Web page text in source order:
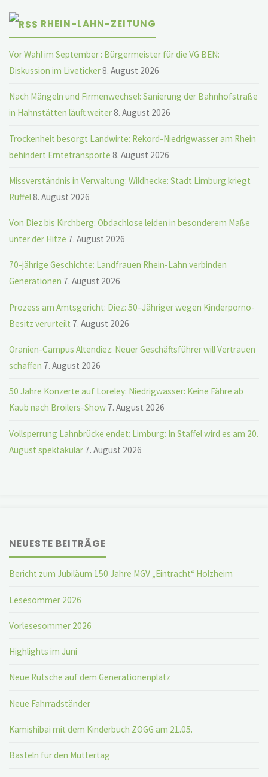
RHEIN-LAHN-ZEITUNG
Vor Wahl im September : Bürgermeister für die VG BEN:
Diskussion im Liveticker8. August 2026
Nach Mängeln und Firmenwechsel: Sanierung der Bahnhofstraße
in Hahnstätten läuft weiter8. August 2026
Trockenheit besorgt Landwirte: Rekord-Niedrigwasser am Rhein
behindert Erntetransporte 8. August 2026
Missverständnis in Verwaltung: Wildhecke: Stadt Limburg kriegt
Rüffel8. August 2026
Von Diez bis Kirchberg: Obdachlose leiden in besonderem Maße
unter der Hitze 7. August 2026
70-jährige Geschichte: Landfrauen Rhein-Lahn verbinden
Generationen 7. August 2026
Prozess am Amtsgericht: Diez: 50–Jähriger wegen Kinderporno-
Besitz verurteilt 7. August 2026
Oranien-Campus Altendiez: Neuer Geschäftsführer will Vertrauen
schaffen 7. August 2026
50 Jahre Konzerte auf Loreley: Niedrigwasser: Keine Fähre ab
Kaub nach Broilers-Show 7. August 2026
Vollsperrung Lahnbrücke endet: Limburg: In Staffel wird es am 20.
August spektakulär 7. August 2026
NEUESTE BEITRÄGE
Bericht zum Jubiläum 150 Jahre MGV „Eintracht“ Holzheim
Lesesommer 2026
Vorlesesommer 2026
Highlights im Juni
Neue Rutsche auf dem Generationenplatz
Neue Fahrradständer
Kamishibai mit dem Kinderbuch ZOGG am 21.05.
Basteln für den Muttertag